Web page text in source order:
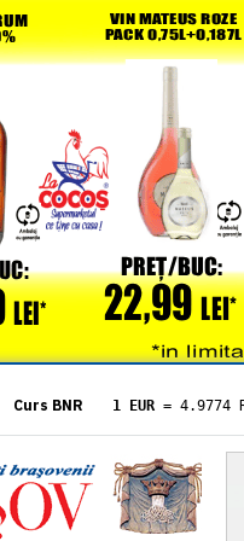
Curs BNR 1 EUR = 4.9774
= 5.8304
1 XAU= 464.4611
1 AED= 1.1933
1 AUD= 2.7957
1 BGN= 2.5449